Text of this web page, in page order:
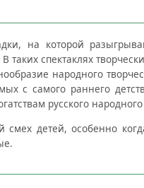
на которой
спектаклях
народного
с самого раннего
русского
смех детей, особенно